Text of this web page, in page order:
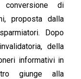
conversione di
proposta dalla
Dopo
della
informativi in
giunge alla